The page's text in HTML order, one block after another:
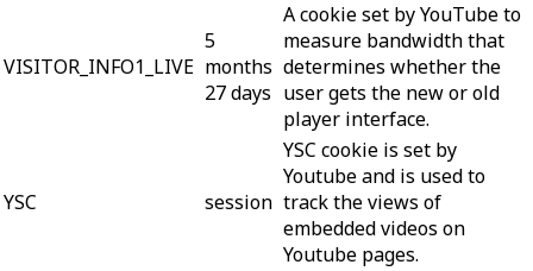
VISITOR_INFO1_LIVE
5
months
27 days
A cookie set by YouTube to
measure bandwidth that
determines whether the
user gets the new or old
player interface.
YSC session
YSC cookie is set by
Youtube and is used to
track the views of
embedded videos on
Youtube pages.